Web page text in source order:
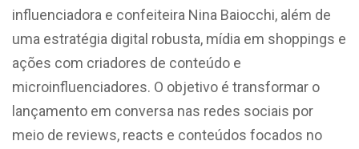
influenciadora e confeiteira Nina Baiocchi, além de
uma estratégia digital robusta, mídia em shoppings e
ações com criadores de conteúdo e
microinfluenciadores. O objetivo é transformar o
lançamento em conversa nas redes sociais por
meio de reviews, reacts e conteúdos focados no